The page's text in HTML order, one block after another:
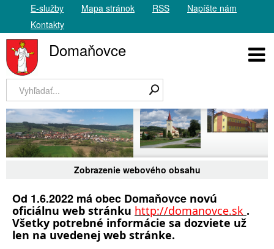
E-služby Mapa stránok RSS
Napíšte nám
Kontakty
Domaňovce
Zobrazenie webového obsahu
Od 1.6.2022 má obec Domaňovce novú
oficiálnu web stránku http://domanovce.sk .
Všetky potrebné informácie sa dozviete už
len na uvedenej web stránke.